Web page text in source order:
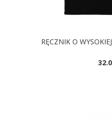
RĘCZNIK O